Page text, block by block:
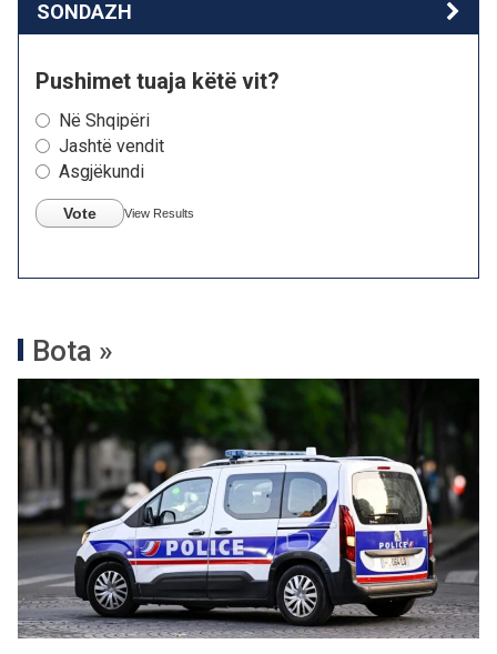
SONDAZH
Pushimet tuaja këtë vit?
Në Shqipëri
Jashtë vendit
Asgjëkundi
Vote View Results
Bota »